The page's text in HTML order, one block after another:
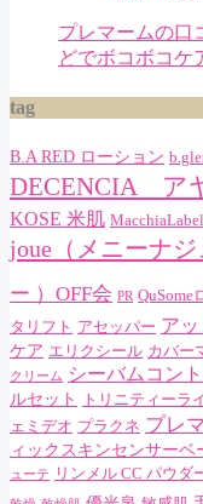
プレマームの口
どでボコボコケ
tag
B.A RED ローション
DECENCIA ア
KOSE 米肌
joue（メニーナジ
ー ）OFF会 PR QuSome
タリフト アセッパー ア
ケア エリクシール カバー
クリーム シーバムコン
ルセット
トリニティーラ
ェミデオ プラクネ プレ
ィックスキンセンサーベ
ューテ
リンメル CC パウダ